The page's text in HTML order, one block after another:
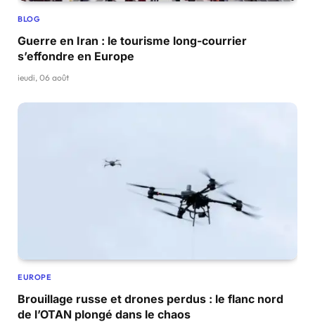
BLOG
Guerre en Iran : le tourisme long-courrier
s’effondre en Europe
jeudi, 06 août
EUROPE
Brouillage russe et drones perdus : le flanc nord
de l’OTAN plongé dans le chaos